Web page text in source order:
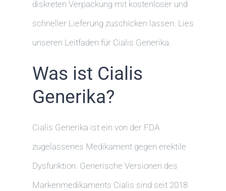
diskreten Verpackung mit kostenloser und
schneller Lieferung zuschicken lassen. Lies
unseren Leitfaden für Cialis Generika.
Was ist Cialis
Generika?
Cialis Generika ist ein von der FDA
zugelassenes Medikament gegen erektile
Dysfunktion. Generische Versionen des
Markenmedikaments Cialis sind seit 2018